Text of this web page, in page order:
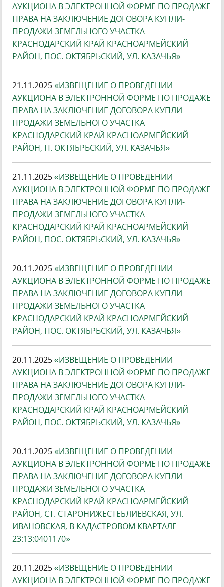
АУКЦИОНА В ЭЛЕКТРОННОЙ ФОРМЕ ПО ПРОДАЖЕ
ПРАВА НА ЗАКЛЮЧЕНИЕ ДОГОВОРА КУПЛИ-
ПРОДАЖИ ЗЕМЕЛЬНОГО УЧАСТКА
КРАСНОДАРСКИЙ КРАЙ КРАСНОАРМЕЙСКИЙ
РАЙОН, ПОС. ОКТЯБРЬСКИЙ, УЛ. КАЗАЧЬЯ»
21.11.2025«ИЗВЕЩЕНИЕ О ПРОВЕДЕНИИ
АУКЦИОНА В ЭЛЕКТРОННОЙ ФОРМЕ ПО ПРОДАЖЕ
ПРАВА НА ЗАКЛЮЧЕНИЕ ДОГОВОРА КУПЛИ-
ПРОДАЖИ ЗЕМЕЛЬНОГО УЧАСТКА
КРАСНОДАРСКИЙ КРАЙ КРАСНОАРМЕЙСКИЙ
РАЙОН, П. ОКТЯБРЬСКИЙ, УЛ. КАЗАЧЬЯ»
21.11.2025«ИЗВЕЩЕНИЕ О ПРОВЕДЕНИИ
АУКЦИОНА В ЭЛЕКТРОННОЙ ФОРМЕ ПО ПРОДАЖЕ
ПРАВА НА ЗАКЛЮЧЕНИЕ ДОГОВОРА КУПЛИ-
ПРОДАЖИ ЗЕМЕЛЬНОГО УЧАСТКА
КРАСНОДАРСКИЙ КРАЙ КРАСНОАРМЕЙСКИЙ
РАЙОН, ПОС. ОКТЯБРЬСКИЙ, УЛ. КАЗАЧЬЯ»
20.11.2025«ИЗВЕЩЕНИЕ О ПРОВЕДЕНИИ
АУКЦИОНА В ЭЛЕКТРОННОЙ ФОРМЕ ПО ПРОДАЖЕ
ПРАВА НА ЗАКЛЮЧЕНИЕ ДОГОВОРА КУПЛИ-
ПРОДАЖИ ЗЕМЕЛЬНОГО УЧАСТКА
КРАСНОДАРСКИЙ КРАЙ КРАСНОАРМЕЙСКИЙ
РАЙОН, ПОС. ОКТЯБРЬСКИЙ, УЛ. КАЗАЧЬЯ»
20.11.2025«ИЗВЕЩЕНИЕ О ПРОВЕДЕНИИ
АУКЦИОНА В ЭЛЕКТРОННОЙ ФОРМЕ ПО ПРОДАЖЕ
ПРАВА НА ЗАКЛЮЧЕНИЕ ДОГОВОРА КУПЛИ-
ПРОДАЖИ ЗЕМЕЛЬНОГО УЧАСТКА
КРАСНОДАРСКИЙ КРАЙ КРАСНОАРМЕЙСКИЙ
РАЙОН, ПОС. ОКТЯБРЬСКИЙ, УЛ. КАЗАЧЬЯ»
20.11.2025«ИЗВЕЩЕНИЕ О ПРОВЕДЕНИИ
АУКЦИОНА В ЭЛЕКТРОННОЙ ФОРМЕ ПО ПРОДАЖЕ
ПРАВА НА ЗАКЛЮЧЕНИЕ ДОГОВОРА КУПЛИ-
ПРОДАЖИ ЗЕМЕЛЬНОГО УЧАСТКА
КРАСНОДАРСКИЙ КРАЙ КРАСНОАРМЕЙСКИЙ
РАЙОН, СТ. СТАРОНИЖЕСТЕБЛИЕВСКАЯ, УЛ.
ИВАНОВСКАЯ, В КАДАСТРОВОМ КВАРТАЛЕ
23:13:0401170»
20.11.2025«ИЗВЕЩЕНИЕ О ПРОВЕДЕНИИ
АУКЦИОНА В ЭЛЕКТРОННОЙ ФОРМЕ ПО ПРОДАЖЕ